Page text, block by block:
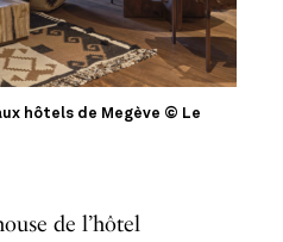
hôtels de Megève © Le
de l’hôtel